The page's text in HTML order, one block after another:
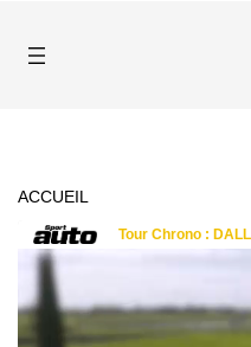
ACCUEIL